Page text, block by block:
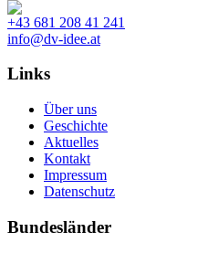
+43 681 208 41 241
info@dv-idee.at
Links
Über uns
Geschichte
Aktuelles
Kontakt
Impressum
Datenschutz
Bundesländer